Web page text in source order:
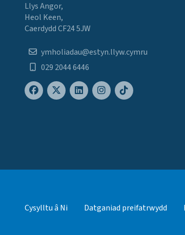
Llys Angor,
Heol Keen,
Caerdydd CF24 5JW
ymholiadau@estyn.llyw.cymru
029 2044 6446
Cysylltu â Ni Datganiad preifatrwydd